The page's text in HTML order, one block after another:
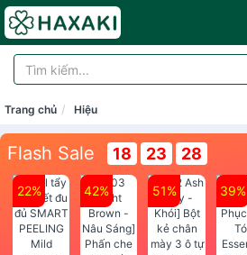
Trang chủ Hiệu
Flash Sale 18 23 28
22% 42% 51% 39%